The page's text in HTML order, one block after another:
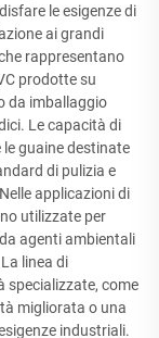
le esigenze di
ai grandi
rappresentano
prodotte su
da imballaggio
Le capacità di
guaine destinate
di pulizia e
applicazioni di
utilizzate per
agenti ambientali
linea di
specializzate, come
migliorata o una
industriali.